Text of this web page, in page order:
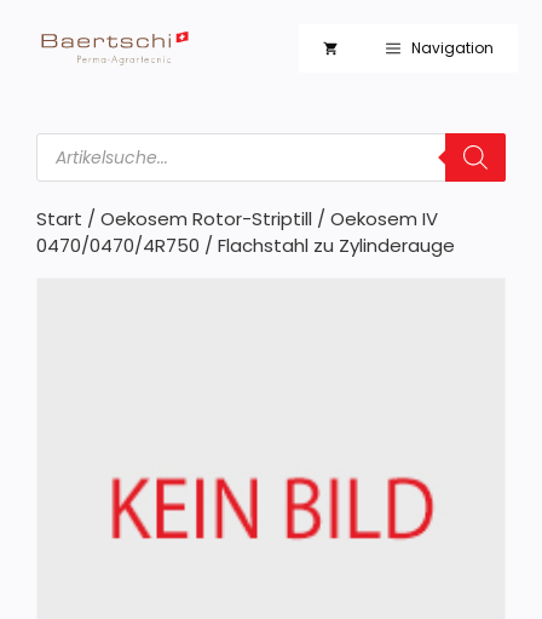
Inhalt
Navigation
Products
search
Start / Oekosem Rotor-Striptill / Oekosem IV
0470/0470/4R750 / Flachstahl zu Zylinderauge